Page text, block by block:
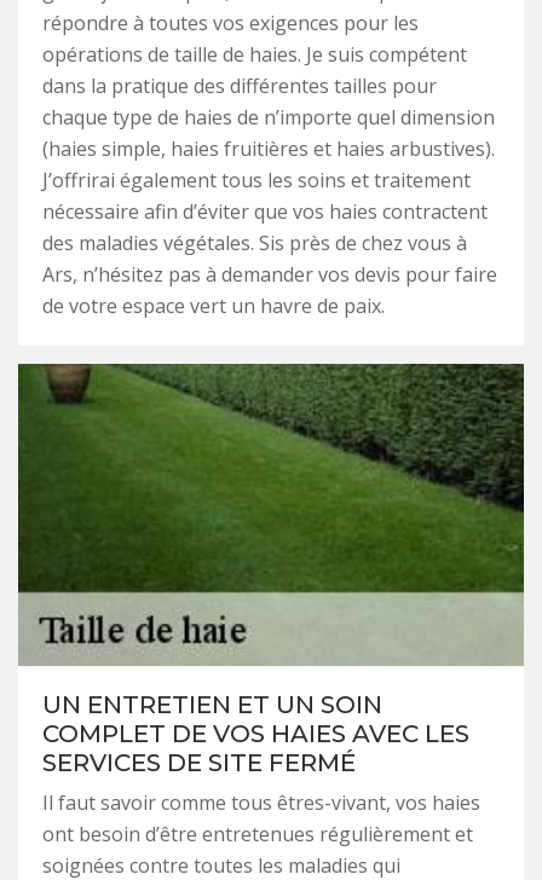
répondre à toutes vos exigences pour les
opérations de taille de haies. Je suis compétent
dans la pratique des différentes tailles pour
chaque type de haies de n’importe quel dimension
(haies simple, haies fruitières et haies arbustives).
J’offrirai également tous les soins et traitement
nécessaire afin d’éviter que vos haies contractent
des maladies végétales. Sis près de chez vous à
Ars, n’hésitez pas à demander vos devis pour faire
de votre espace vert un havre de paix.
UN ENTRETIEN ET UN SOIN
COMPLET DE VOS HAIES AVEC LES
SERVICES DE SITE FERMÉ
Il faut savoir comme tous êtres-vivant, vos haies
ont besoin d’être entretenues régulièrement et
soignées contre toutes les maladies qui